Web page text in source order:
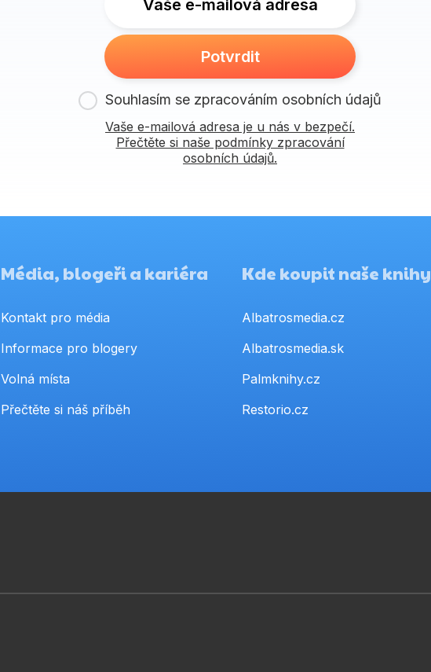
Vaše e-mailová adresa
Potvrdit
Souhlasím se zpracováním osobních údajů
Vaše e-mailová adresa je u nás v bezpečí.
Přečtěte si naše podmínky zpracování
osobních údajů.
Média, blogeři a kariéra
Kontakt pro média
Informace pro blogery
Volná místa
Přečtěte si náš příběh
Kde koupit naše knihy
Albatrosmedia.cz
Albatrosmedia.sk
Palmknihy.cz
Restorio.cz